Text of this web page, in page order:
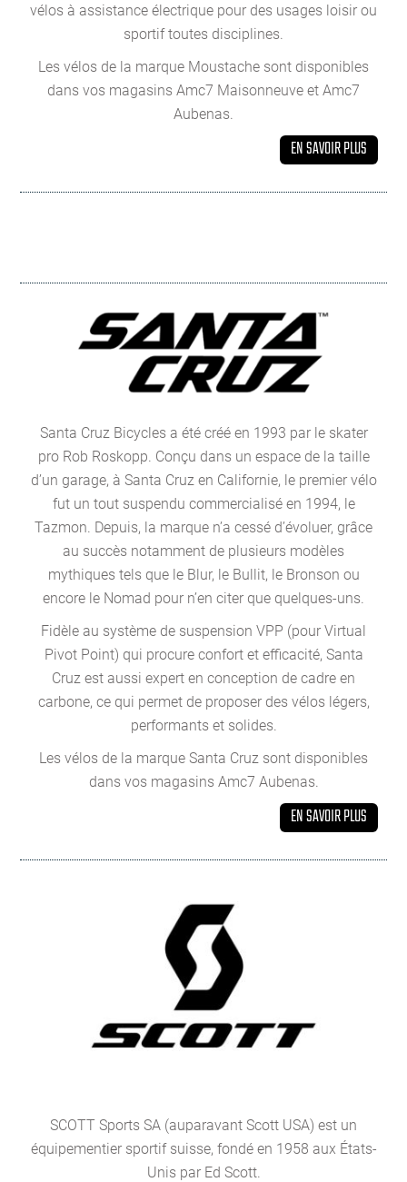
vélos à assistance électrique pour des usages loisir ou
sportif toutes disciplines.
Les vélos de la marque Moustache sont disponibles
dans vos magasins Amc7 Maisonneuve et Amc7
Aubenas.
EN SAVOIR PLUS
Santa Cruz Bicycles a été créé en 1993 par le skater
pro Rob Roskopp. Conçu dans un espace de la taille
d’un garage, à Santa Cruz en Californie, le premier vélo
fut un tout suspendu commercialisé en 1994, le
Tazmon. Depuis, la marque n’a cessé d’évoluer, grâce
au succès notamment de plusieurs modèles
mythiques tels que le Blur, le Bullit, le Bronson ou
encore le Nomad pour n’en citer que quelques-uns.
Fidèle au système de suspension VPP (pour Virtual
Pivot Point) qui procure confort et efficacité, Santa
Cruz est aussi expert en conception de cadre en
carbone, ce qui permet de proposer des vélos légers,
performants et solides.
Les vélos de la marque Santa Cruz sont disponibles
dans vos magasins Amc7 Aubenas.
EN SAVOIR PLUS
SCOTT Sports SA (auparavant Scott USA) est un
équipementier sportif suisse, fondé en 1958 aux États-
Unis par Ed Scott.